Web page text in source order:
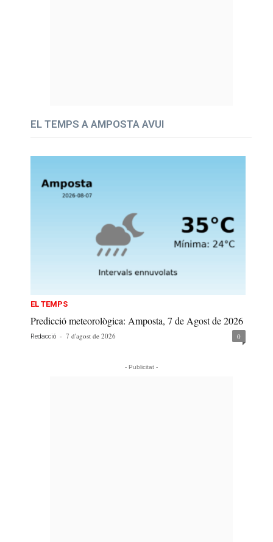
EL TEMPS A AMPOSTA AVUI
EL TEMPS
Predicció meteorològica: Amposta, 7 de Agost de 2026
Redacció - 7 d'agost de 2026 0
- Publicitat -